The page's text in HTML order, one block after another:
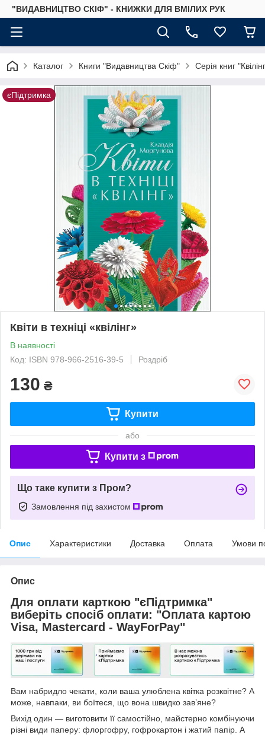
"ВИДАВНИЦТВО СКІФ" - КНИЖКИ ДЛЯ ВМІЛИХ РУК
Каталог Книги "Видавництва Скіф" Серія книг
єПідтримка
Квіти в техніці «квілінг»
В наявності
Код: ISBN 978-966-2516-39-5
Роздріб
130 ₴
Купити
або
Купити з
Що таке купити з Пром?
Замовлення під захистом
Опис Характеристики Доставка Оплата Умови
Опис
Для оплати карткою "єПідтримка"
виберіть спосіб оплати: "Оплата картою
Visa, Mastercard - WayForPay"
Вам набридло чекати, коли ваша улюблена квітка розквітне? А
може, навпаки, ви боїтеся, що вона швидко зав’яне?
Вихід один — виготовити її самостійно, майстерно комбінуючи
різні види паперу: флоргофру, гофрокартон і жатий папір. А